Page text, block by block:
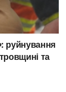
руйнування
та